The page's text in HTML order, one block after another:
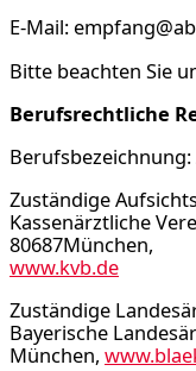
E-Mail:
Bitte beachten Sie
Berufsrechtliche
Zuständige
Kassenärztliche
80687München,
www.kvb.de
Zuständige
Bayerische
München,